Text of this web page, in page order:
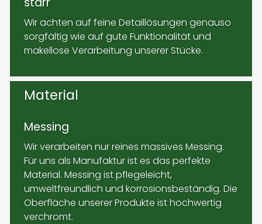
Wir achten auf feine Detaillösungen genauso
sorgfältig wie auf gute Funktionalität und
makellose Verarbeitung unserer Stücke.
Material
Messing
Wir verarbeiten nur reines massives Messing.
Für uns als Manufaktur ist es das perfekte
Material. Messing ist pflegeleicht,
umweltfreundlich und korrosionsbeständig. Die
Oberfläche unserer Produkte ist hochwertig
verchromt.